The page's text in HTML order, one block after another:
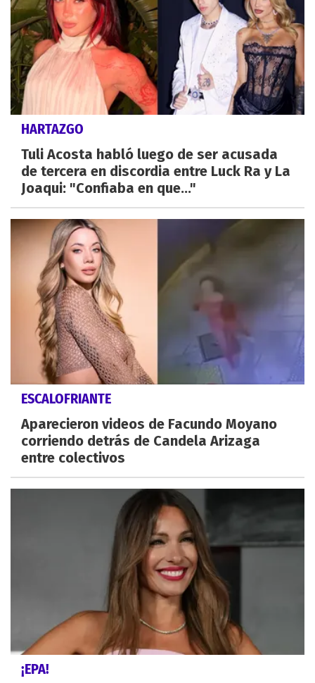
HARTAZGO
Tuli Acosta habló luego de ser acusada
de tercera en discordia entre Luck Ra y La
Joaqui: "Confiaba en que..."
ESCALOFRIANTE
Aparecieron videos de Facundo Moyano
corriendo detrás de Candela Arizaga
entre colectivos
¡EPA!